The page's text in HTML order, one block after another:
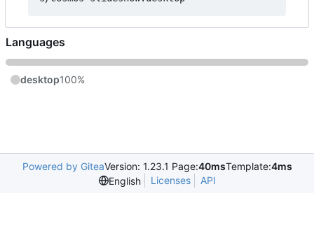
Languages
desktop100%
Powered by GiteaVersion: 1.23.1 Page:40msTemplate:4ms
English
Licenses API